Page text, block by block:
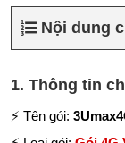
Nội dung
1. Thông tin
⚡ Tên gói: